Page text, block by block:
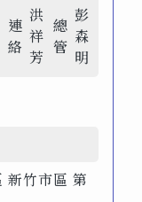
連
絡
洪
祥
芳
總
管
彭
森
明
新竹市區 第